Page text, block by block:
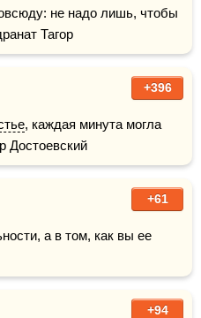
не надо лишь, чтобы
Тагор
+396
, каждая минута могла
Достоевский
+61
а в том, как вы ее
+94